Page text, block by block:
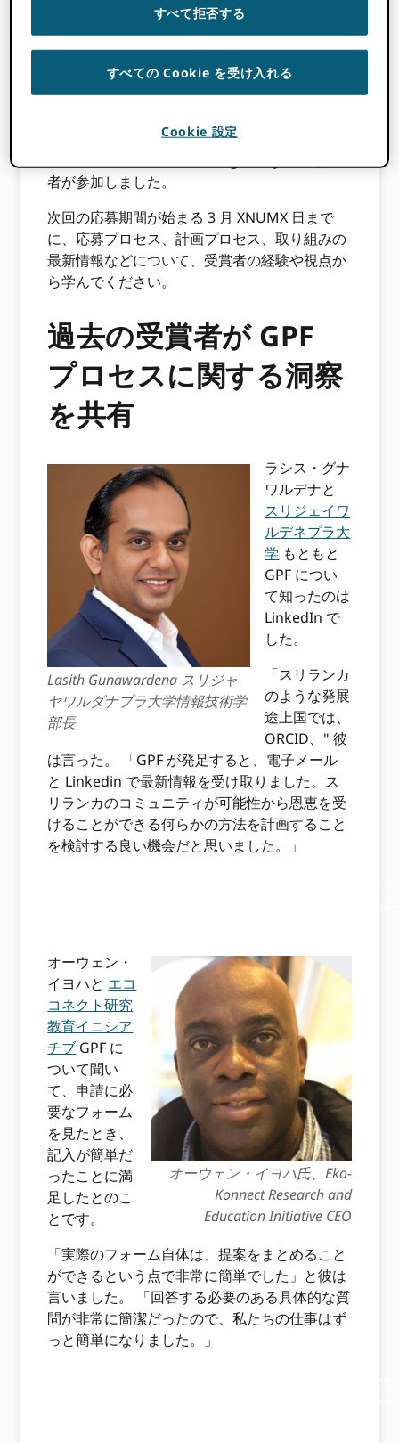
最近の GPF ウェビナー、世界中で変化の先頭
に立つ: のショーケース ORCID 世界参加基金受
賞者は、GPF のコミュニティ開発、アウトリー
チおよび技術統合助成金の過去の GPF 受賞者
から学ぶ発見の旅に視聴者を連れて行きまし
プラ大学、Eko Konnect、Lyrasis、
者が参加しました。
次回の応募期間が始まる 3 月 XNUMX 日まで
に、応募プロセス、計画プロセス、取り組みの
最新情報などについて、受賞者の経験や視点か
ら学んでください。
過去の受賞者が GPF
プロセスに関する洞察
を共有
Lasith Gunawardena スリジャ
ヤワルダナプラ大学情報技術学
部長
ラシス・グナ
ワルデナと
スリジェイワ
ルデネプラ大
学 もともと
GPF につい
て知ったのは
LinkedIn で
した。
「スリランカ
のような発展
途上国では、
ORCID、" 彼
は言った。 「GPF が発足すると、電子メール
と Linkedin で最新情報を受け取りました。ス
リランカのコミュニティが可能性から恩恵を受
けることができる何らかの方法を計画すること
を検討する良い機会だと思いました。」
オーウェン・イヨハ氏、Eko-
Konnect Research and
Education Initiative CEO
オーウェン・
イヨハと エコ
コネクト研究
教育イニシア
チブ GPF に
ついて聞い
て、申請に必
要なフォーム
を見たとき、
記入が簡単だ
ったことに満
足したとのこ
とです。
「実際のフォーム自体は、提案をまとめること
ができるという点で非常に簡単でした」と彼は
言いました。 「回答する必要のある具体的な質
問が非常に簡潔だったので、私たちの仕事はず
っと簡単になりました。」
すべて拒否する
すべての Cookie を受け入れる
Cookie 設定